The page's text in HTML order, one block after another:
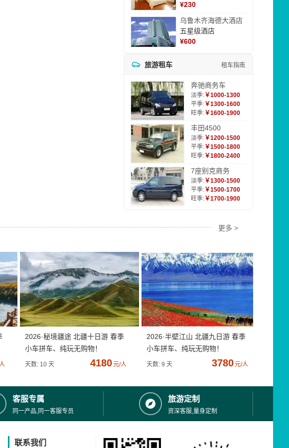
¥230
乌鲁木齐海德大酒店
五星级酒店
¥600
旅游租车 租车指南
奔驰商务车
淡季:￥1000-1300
平季:￥1300-1600
旺季:￥1600-1900
丰田4500
淡季:￥1200-1500
平季:￥1500-1800
旺季:￥1800-2400
7座别克商务
淡季:￥1300-1500
平季:￥1500-1700
旺季:￥1700-1900
更多 >
2026·秘境疆途 北疆十日游 春季
小车拼车、纯玩无购物！
天数: 10 天 4180元/人
2026·半壁江山 北疆九日游 春季
小车拼车、纯玩无购物！
天数: 9 天 3780元/人
客服专属
同一产品,同一客服专员
旅游定制
资深客服,量身定制
联系我们